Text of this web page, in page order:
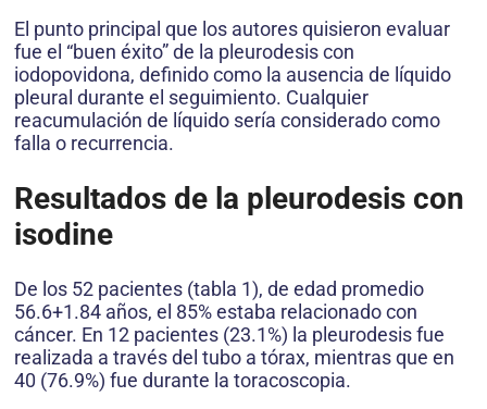
El punto principal que los autores quisieron evaluar
fue el “buen éxito” de la pleurodesis con
iodopovidona, definido como la ausencia de líquido
pleural durante el seguimiento. Cualquier
reacumulación de líquido sería considerado como
falla o recurrencia.
Resultados de la pleurodesis con
isodine
De los 52 pacientes (tabla 1), de edad promedio
56.6+1.84 años, el 85% estaba relacionado con
cáncer. En 12 pacientes (23.1%) la pleurodesis fue
realizada a través del tubo a tórax, mientras que en
40 (76.9%) fue durante la toracoscopia.